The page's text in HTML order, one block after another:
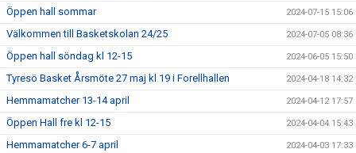
Öppen hall sommar 2024-07-15 15:06
Välkommen till Basketskolan 24/25 2024-07-05 08:36
Öppen hall söndag kl 12-15 2024-06-05 15:50
Tyresö Basket Årsmöte 27 maj kl 19 i Forellhallen 2024-04-18 14:32
Hemmamatcher 13-14 april 2024-04-12 17:57
Öppen Hall fre kl 12-15 2024-04-04 15:43
Hemmamatcher 6-7 april 2024-04-03 17:33